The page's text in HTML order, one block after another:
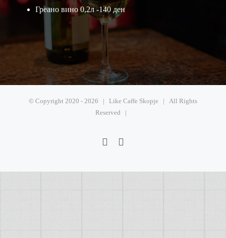
Греано вино 0,2л -140 ден
© Copyright 2020 - 2026 | Like Caffe Skopje | All Rights
Reserved |
Facebook